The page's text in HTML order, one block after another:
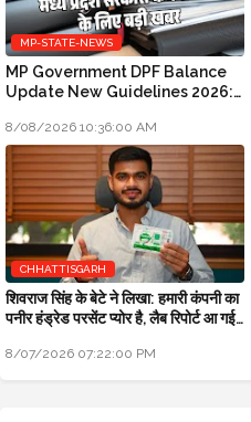
MP-STATE-NEWS
MP Government DPF Balance
Update New Guidelines 2026:
खबर
8/08/2026 10:36:00 AM
CHHATTISGARH
शिवराज सिंह के बेटे ने लिखा: हमारी कंपनी का
पनीर हंड्रेड परसेंट प्योर है, लैब रिपोर्ट आ गई
8/07/2026 07:22:00 PM